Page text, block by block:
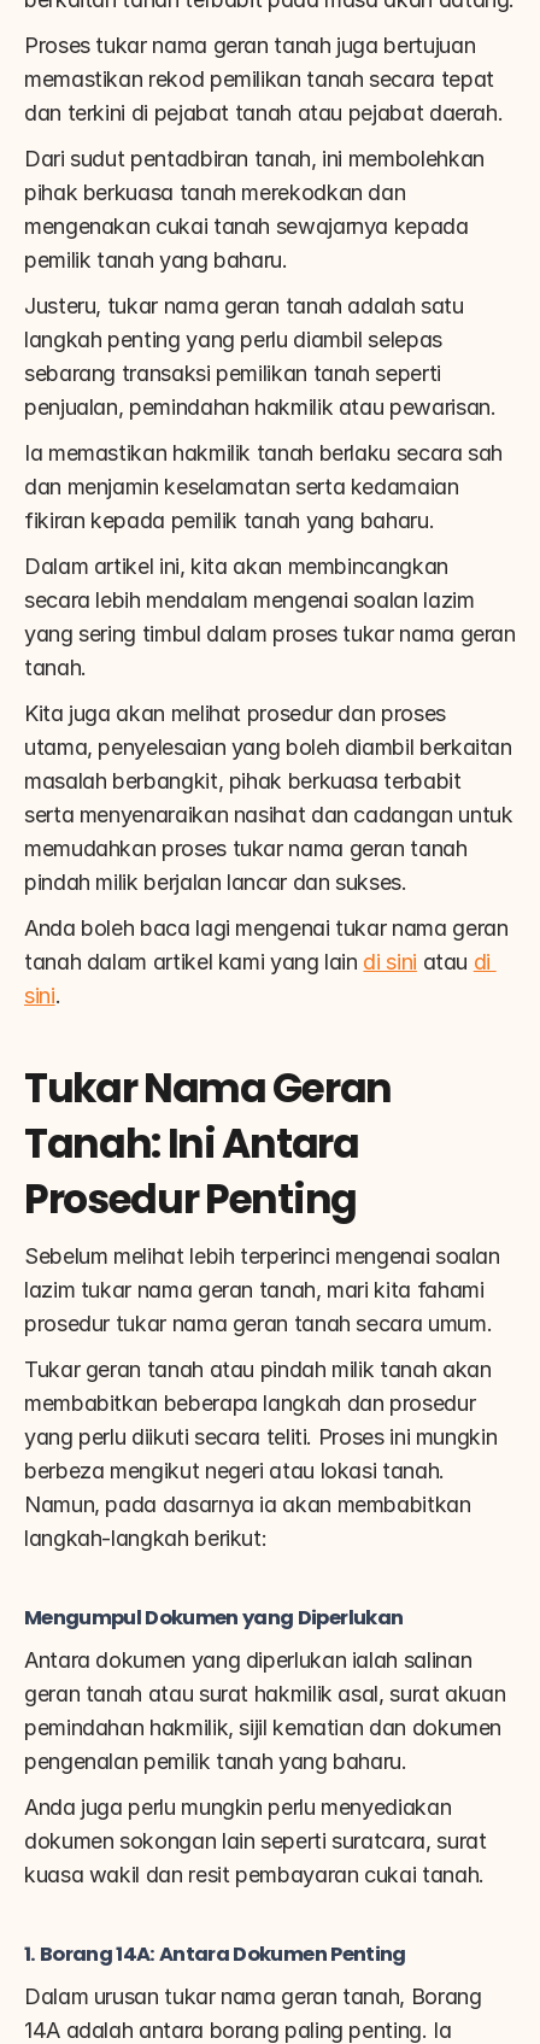
Proses tukar nama geran tanah juga bertujuan
memastikan rekod pemilikan tanah secara tepat
dan terkini di pejabat tanah atau pejabat daerah.
Dari sudut pentadbiran tanah, ini membolehkan
pihak berkuasa tanah merekodkan dan
mengenakan cukai tanah sewajarnya kepada
pemilik tanah yang baharu.
Justeru, tukar nama geran tanah adalah satu
langkah penting yang perlu diambil selepas
sebarang transaksi pemilikan tanah seperti
penjualan, pemindahan hakmilik atau pewarisan.
Ia memastikan hakmilik tanah berlaku secara sah
dan menjamin keselamatan serta kedamaian
fikiran kepada pemilik tanah yang baharu.
Dalam artikel ini, kita akan membincangkan
secara lebih mendalam mengenai soalan lazim
yang sering timbul dalam proses tukar nama geran
tanah.
Kita juga akan melihat prosedur dan proses
utama, penyelesaian yang boleh diambil berkaitan
masalah berbangkit, pihak berkuasa terbabit
serta menyenaraikan nasihat dan cadangan untuk
memudahkan proses tukar nama geran tanah
pindah milik berjalan lancar dan sukses.
Anda boleh baca lagi mengenai tukar nama geran
tanah dalam artikel kami yang lain di sini atau di
sini.
Tukar Nama Geran
Tanah: Ini Antara
Prosedur Penting
Sebelum melihat lebih terperinci mengenai soalan
lazim tukar nama geran tanah, mari kita fahami
prosedur tukar nama geran tanah secara umum.
Tukar geran tanah atau pindah milik tanah akan
membabitkan beberapa langkah dan prosedur
yang perlu diikuti secara teliti. Proses ini mungkin
berbeza mengikut negeri atau lokasi tanah.
Namun, pada dasarnya ia akan membabitkan
langkah-langkah berikut:
Mengumpul Dokumen yang Diperlukan
Antara dokumen yang diperlukan ialah salinan
geran tanah atau surat hakmilik asal, surat akuan
pemindahan hakmilik, sijil kematian dan dokumen
pengenalan pemilik tanah yang baharu.
Anda juga perlu mungkin perlu menyediakan
dokumen sokongan lain seperti suratcara, surat
kuasa wakil dan resit pembayaran cukai tanah.
1. Borang 14A: Antara Dokumen Penting
Dalam urusan tukar nama geran tanah, Borang
14A adalah antara borang paling penting. Ia